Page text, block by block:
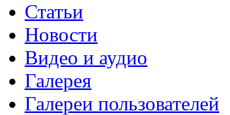
Статьи
Новости
Видео и аудио
Галерея
Галереи пользователей